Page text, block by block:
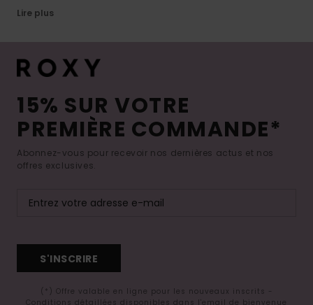
Lire plus
15% SUR VOTRE
PREMIÈRE COMMANDE*
Abonnez-vous pour recevoir nos dernières actus et nos
offres exclusives.
S'INSCRIRE
(*) Offre valable en ligne pour les nouveaux inscrits -
Conditions détaillées disponibles dans l'email de bienvenue